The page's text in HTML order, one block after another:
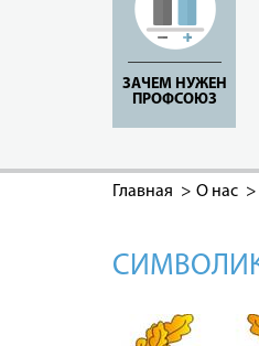
ЗАЧЕМ НУЖЕН
ПРОФСОЮЗ
Главная О нас